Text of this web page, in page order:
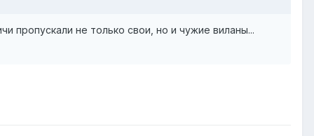
пропускали не только свои, но и чужие виланы...